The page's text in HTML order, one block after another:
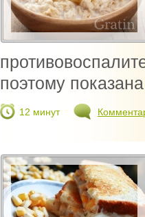
поэтому
12 минут